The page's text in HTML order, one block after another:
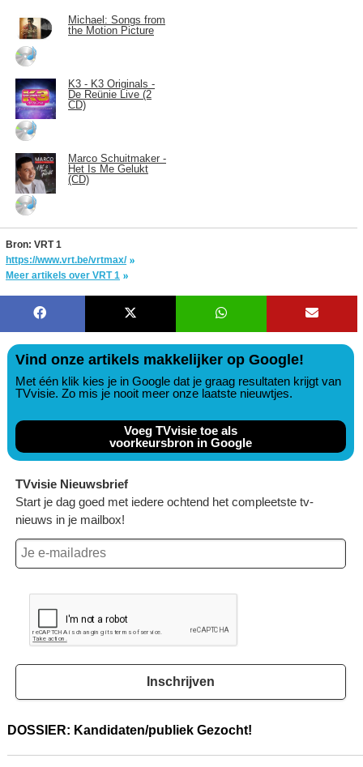
Michael: Songs from
the Motion Picture
K3 - K3 Originals -
De Reünie Live (2
CD)
Marco Schuitmaker -
Het Is Me Gelukt
(CD)
Bron: VRT 1
https://www.vrt.be/vrtmax/
Meer artikels over VRT 1
Vind onze artikels makkelijker op Google!
Met één klik kies je in Google dat je graag resultaten krijgt van
TVvisie. Zo mis je nooit meer onze laatste nieuwtjes.
Voeg TVvisie toe als
voorkeursbron in Google
TVvisie Nieuwsbrief
Start je dag goed met iedere ochtend het compleetste tv-
nieuws in je mailbox!
Inschrijven
DOSSIER: Kandidaten/publiek Gezocht!